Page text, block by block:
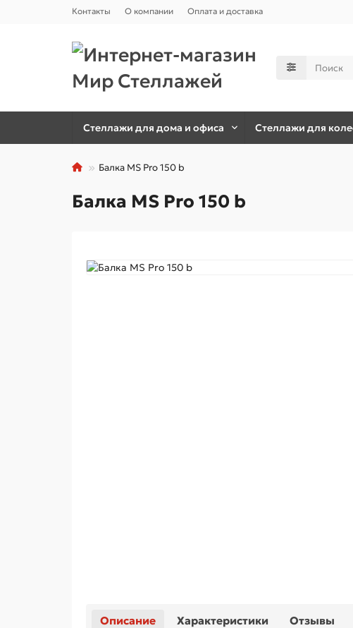
Контакты О компании Оплата и доставка
Стеллажи для дома и офиса Стеллажи для
Балка MS Pro 150 b
Балка MS Pro 150 b
Описание Характеристики Отзывы